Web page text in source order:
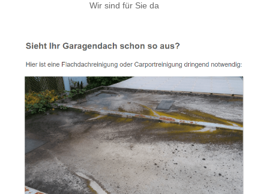
Wir sind für Sie da